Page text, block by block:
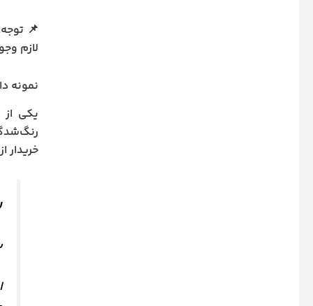
📌
لازم
نمونه
یکی
خریدار